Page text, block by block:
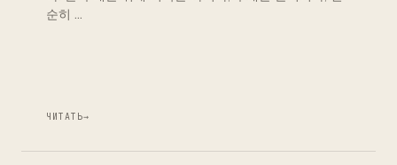
순히 …
ЧИТАТЬ→